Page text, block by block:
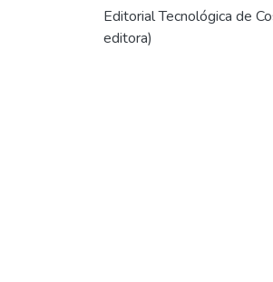
Editorial Tecnológica de
editora)